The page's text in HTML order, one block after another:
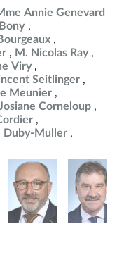
Annie Genevard
M. Nicolas Ray
Viry
Seitlinger
Meunier
Corneloup
Duby-Muller